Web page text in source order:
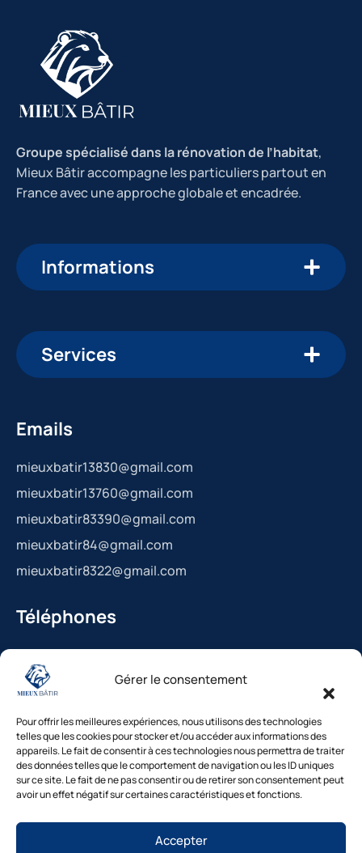
Gérer le consentement
Pour offrir les meilleures expériences, nous utilisons des technologies
telles que les cookies pour stocker et/ou accéder aux informations des
appareils. Le fait de consentir à ces technologies nous permettra de traiter
des données telles que le comportement de navigation ou les ID uniques
sur ce site. Le fait de ne pas consentir ou de retirer son consentement peut
avoir un effet négatif sur certaines caractéristiques et fonctions.
Accepter
Groupe spécialisé dans la rénovation de l’habitat,
Mieux Bâtir accompagne les particuliers partout en
France avec une approche globale et encadrée.
Informations
Services
Emails
mieuxbatir13830@gmail.com
mieuxbatir13760@gmail.com
mieuxbatir83390@gmail.com
mieuxbatir84@gmail.com
mieuxbatir8322@gmail.com
Téléphones
La Bédoule : 04.42.36.29.99
St-Cannat : 04.42.36.29.99
Cavaillon : 04.84.85.88.94
Le Beausset : 04.94.38.22.19
Besoin d’un diagnostic ?